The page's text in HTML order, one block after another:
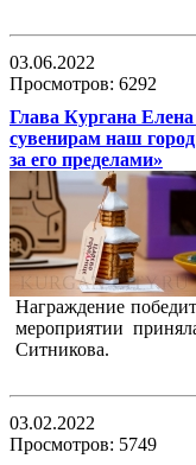
03.06.2022
Просмотров: 6292
Глава Кургана
сувенирам наш
за его пределами»
Награждение
мероприятии
Ситникова.
03.02.2022
Просмотров: 5749